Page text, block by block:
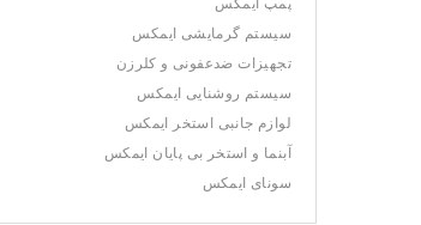
پمپ ایمکس
سیستم گرمایشی ایمکس
تجهیزات ضدعفونی و کلرزن
سیستم روشنایی ایمکس
لوازم جانبی استخر ایمکس
آبنما و استخر بی پایان ایمکس
سونای ایمکس